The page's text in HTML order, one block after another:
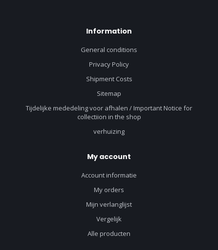
Information
General conditions
Privacy Policy
Shipment Costs
Sitemap
Tijdelijke mededeling voor afhalen / Important Notice for
collectiion in the shop
verhuizing
My account
Account informatie
My orders
Mijn verlanglijst
Vergelijk
Alle producten